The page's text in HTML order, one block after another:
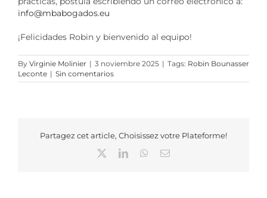
info@mbabogados.eu
¡Felicidades Robin y bienvenido al equipo!
By Virginie Molinier | 3 noviembre 2025 | Tags: Robin Bounasser
Leconte | Sin comentarios
Partagez cet article, Choisissez votre Plateforme!
LinkedInWhatsApp
Correo